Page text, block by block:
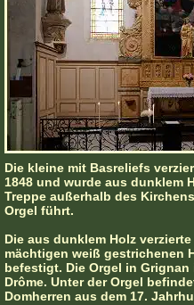
Die kleine mit Basreliefs
1848 und wurde aus dunklem
Treppe außerhalb des
Orgel führt.
Die aus dunklem Holz
mächtigen weiß gestrichenen
befestigt. Die Orgel in
Drôme. Unter der Orgel
Domherren aus dem 17.